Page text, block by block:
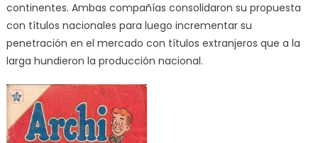
continentes. Ambas compañías consolidaron su propuesta
con títulos nacionales para luego incrementar su
penetración en el mercado con títulos extranjeros que a la
larga hundieron la producción nacional.